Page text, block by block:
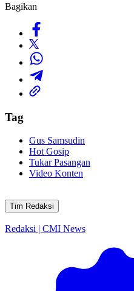
Bagikan
Tag
Gus Samsudin
Hot Gosip
Tukar Pasangan
Video Konten
Tim Redaksi
Redaksi | CMI News